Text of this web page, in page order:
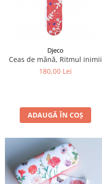
Djeco
Ceas de mână, Ritmul inimii
180,00 Lei
ADAUGĂ ÎN COȘ